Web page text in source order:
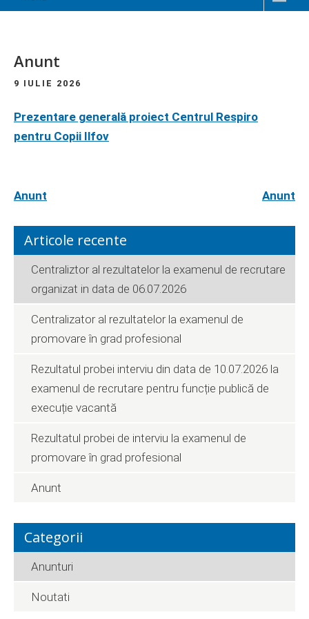
Anunt
9 IULIE 2026
Prezentare generală proiect Centrul Respiro
pentru Copii Ilfov
Anunt Anunt
Articole recente
Centraliztor al rezultatelor la examenul de recrutare
organizat in data de 06.07.2026
Centralizator al rezultatelor la examenul de
promovare în grad profesional
Rezultatul probei interviu din data de 10.07.2026 la
examenul de recrutare pentru funcție publică de
execuție vacantă
Rezultatul probei de interviu la examenul de
promovare în grad profesional
Anunt
Categorii
Anunturi
Noutati